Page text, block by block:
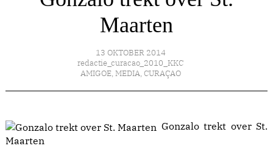
Maarten
13 OKTOBER 2014
redactie_curacao_2010_KKC
AMIGOE, MEDIA, CURAÇAO
Gonzalo trekt over St.
Maarten